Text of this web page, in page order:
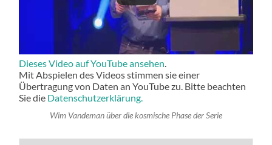
Dieses Video auf YouTube ansehen.
Mit Abspielen des Videos stimmen sie einer
Übertragung von Daten an YouTube zu. Bitte beachten
Sie die Datenschutzerklärung.
Wim Vandeman über die kosmische Phase der Serie